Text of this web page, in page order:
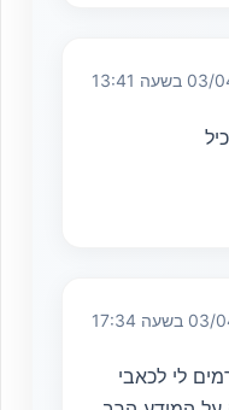
13:41
17:34
לי לכאבי